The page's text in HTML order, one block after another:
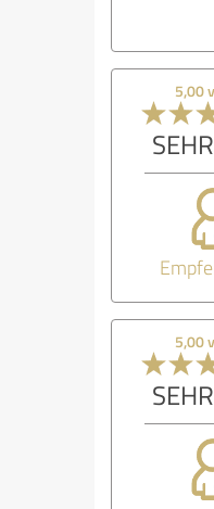
5,00
5,00